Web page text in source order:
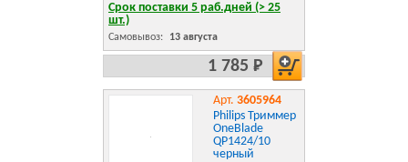
Срок поставки 5 раб.дней (> 25
шт.)
Самовывоз: 13 августа
1 785 Р
Арт. 3605964
Philips Триммер
OneBlade
QP1424/10
черный